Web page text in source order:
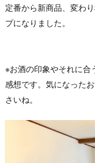
定番から新商品、変わ
プになりました。
※お酒の印象やそれに合
感想です。気になった
さいね。